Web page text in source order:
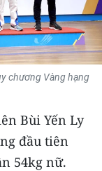
chương Vàng hạng
Bùi Yến Ly
đầu tiên
54kg nữ.